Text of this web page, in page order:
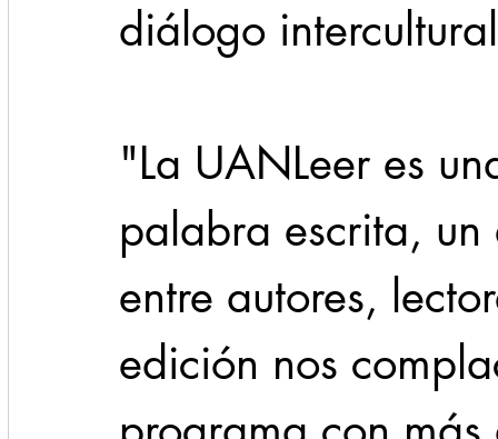
diálogo
"La UANLeer es
palabra escrita,
entre autores,
edición nos